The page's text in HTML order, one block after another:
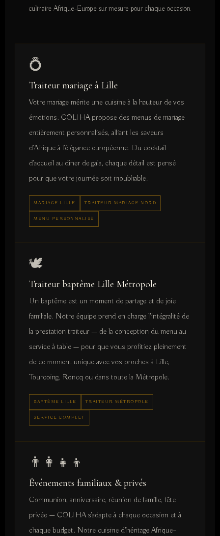
culinaire Afrique–Europe sur mesure pour chaque occasion.
💍
Traiteur mariage à Lille
Votre mariage mérite une cuisine à la hauteur de vos
émotions. COLIHA propose des menus de mariage
entièrement personnalisés, alliant les saveurs
d'Afrique à l'élégance européenne. Du cocktail
d'accueil au dîner de gala, chaque détail est pensé
pour que votre journée soit inoubliable.
MARIAGE LILLE TRAITEUR MARIAGE NORD
MENU PERSONNALISÉ
🕊️
Traiteur baptême Lille Métropole
Un baptême est un moment de partage et de joie
familiale. Notre équipe prend en charge l'intégralité de
la prestation traiteur — de la conception du menu au
service à table — pour que vous profitiez pleinement
de ce moment unique avec vos proches à Lille,
Tourcoing, Roncq ou dans toute la Métropole.
BAPTÊME LILLE TRAITEUR MÉTROPOLE
SERVICE COMPLET
👨‍👩‍👧‍👦
Événements familiaux & privés
Communion, anniversaire, réunion de famille, fête
privée — COLIHA s'adapte à chaque occasion et à
chaque budget. Notre cuisine d'héritage Afrique–